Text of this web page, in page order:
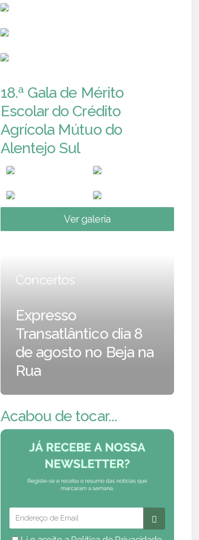
18.ª Gala de Mérito
Escolar do Crédito
Agrícola Mútuo do
Alentejo Sul
Ver galeria
Concertos
Expresso
Transatlântico dia 8
de agosto no Beja na
Rua
Acabou de tocar...